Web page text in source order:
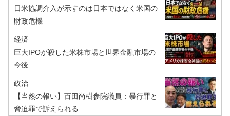
日米協調介入が示すのは日本ではなく米国の
財政危機
経済
巨大IPOが殺した米株市場と世界金融市場の
今後
政治
【当然の報い】百田尚樹参院議員：暴行罪と
脅迫罪で訴えられる